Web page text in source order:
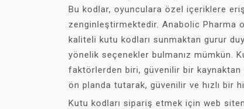
Bu kodlar, oyunculara özel içeriklere
zenginleştirmektedir. Anabolic Pharma
kaliteli kutu kodları sunmaktan gurur
yönelik seçenekler bulmanız mümkün.
faktörlerden biri, güvenilir bir kaynaktan
ön planda tutarak, güvenilir ve hızlı bir
Kutu kodları sipariş etmek için web